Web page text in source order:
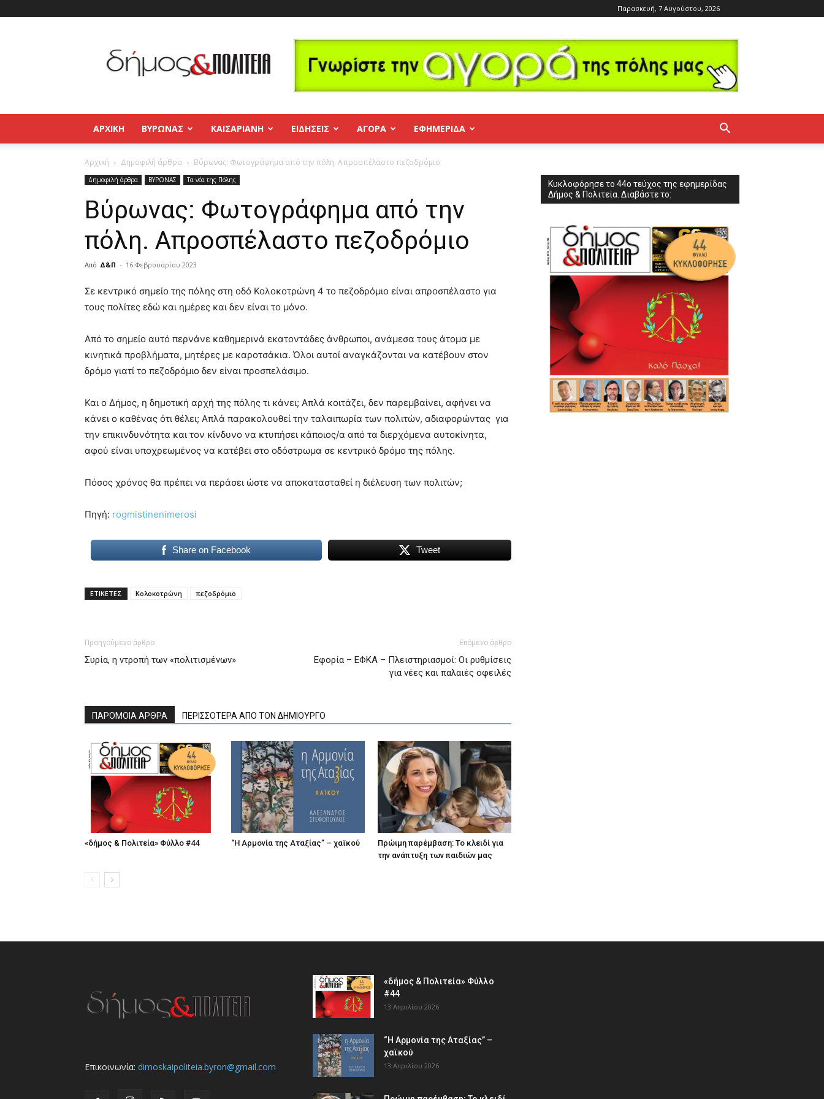
Παρασκευή, 7 Αυγούστου, 2026
και
Πολιτεία
Βύρωνας
–
Παγκράτι
ΑΡΧΙΚΉ ΒΥΡΩΝΑΣ ΚΑΙΣΑΡΙΑΝΗ ΕΙΔΗΣΕΙΣ ΑΓΟΡΑ ΕΦΗΜΕΡΊΔΑ
Αρχική Δημοφιλή άρθρα Βύρωνας: Φωτογράφημα από την πόλη. Απροσπέλαστο πεζοδρόμιο
Δημοφιλή άρθρα ΒΥΡΩΝΑΣ Τα νέα της Πόλης
Βύρωνας: Φωτογράφημα από την
πόλη. Απροσπέλαστο πεζοδρόμιο
Από Δ&Π - 16 Φεβρουαρίου 2023
blonde
very
cam
show.desi
brandi
teaches
you
meaning
of
pornhun
Σε κεντρικό σημείο της πόλης στη οδό Κολοκοτρώνη 4 το πεζοδρόμιο είναι απροσπέλαστο για
τους πολίτες εδώ και ημέρες και δεν είναι το μόνο.
Από το σημείο αυτό περνάνε καθημερινά εκατοντάδες άνθρωποι, ανάμεσα τους άτομα με
κινητικά προβλήματα, μητέρες με καροτσάκια. Όλοι αυτοί αναγκάζονται να κατέβουν στον
δρόμο γιατί το πεζοδρόμιο δεν είναι προσπελάσιμο.
Και ο Δήμος, η δημοτική αρχή της πόλης τι κάνει; Απλά κοιτάζει, δεν παρεμβαίνει, αφήνει να
κάνει ο καθένας ότι θέλει; Απλά παρακολουθεί την ταλαιπωρία των πολιτών, αδιαφορώντας για
την επικινδυνότητα και τον κίνδυνο να κτυπήσει κάποιος/α από τα διερχόμενα αυτοκίνητα,
αφού είναι υποχρεωμένος να κατέβει στο οδόστρωμα σε κεντρικό δρόμο της πόλης.
Πόσος χρόνος θα πρέπει να περάσει ώστε να αποκατασταθεί η διέλευση των πολιτών;
Πηγή: rogmistinenimerosi
Share on Facebook Tweet
ΕΤΙΚΕΤΕΣ Κολοκοτρώνη πεζοδρόμιo
Προηγούμενο άρθρο
Συρία, η ντροπή των «πολιτισμένων»
Επόμενο άρθρο
Εφορία – ΕΦΚΑ – Πλειστηριασμοί: Οι ρυθμίσεις
για νέες και παλαιές οφειλές
ΠΑΡΟΜΟΙΑ ΑΡΘΡΑ ΠΕΡΙΣΣΟΤΕΡΑ ΑΠΟ ΤΟΝ ΔΗΜΙΟΥΡΓΟ
«δήμος & Πολιτεία» Φύλλο #44 “Η Αρμονία της Αταξίας” – χαϊκού
Πρώιμη παρέμβαση: Το κλειδί για
την ανάπτυξη των παιδιών µας
Κυκλοφόρησε το 44ο τεύχος της εφημερίδας
Δήμος & Πολιτεία. Διαβάστε το:
Επικοινωνία: dimoskaipoliteia.byron@gmail.com
«δήμος & Πολιτεία» Φύλλο
#44
13 Απριλίου 2026
“Η Αρμονία της Αταξίας” –
χαϊκού
13 Απριλίου 2026